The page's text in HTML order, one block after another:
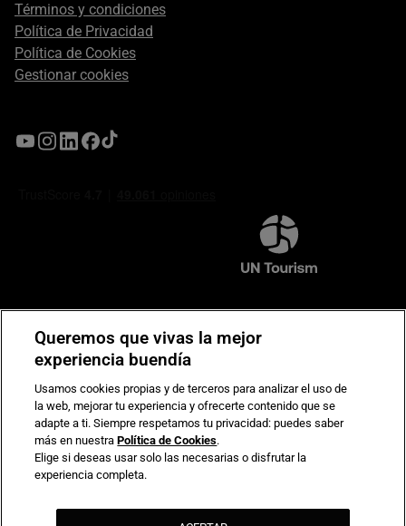
Términos y condiciones
Política de Privacidad
Política de Cookies
Gestionar cookies
Compromiso de seguridad en pagos electrónicos
Queremos que vivas la mejor
experiencia buendía
Usamos cookies propias y de terceros para analizar el uso de
la web, mejorar tu experiencia y ofrecerte contenido que se
adapte a ti. Siempre respetamos tu privacidad: puedes saber
más en nuestraPolítica de Cookies.
Elige si deseas usar solo las necesarias o disfrutar la
experiencia completa.